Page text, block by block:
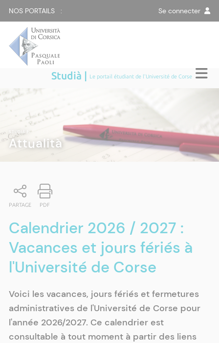
NOS PORTAILS : Se connecter
Studià | Le portail étudiant de l'Université de Corse
STUDIÀ
Attualità
PARTAGE PDF
Calendrier 2026 / 2027 :
Vacances et jours fériés à
l'Université de Corse
Voici les vacances, jours fériés et fermetures
administratives de l'Université de Corse pour
l'année 2026/2027. Ce calendrier est
consultable à tout moment à partir des liens